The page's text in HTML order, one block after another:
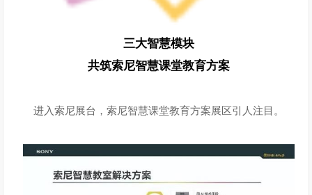
三大智慧模块
共筑索尼智慧课堂教育方案
进入索尼展台，索尼智慧课堂教育方案展区引人注目。